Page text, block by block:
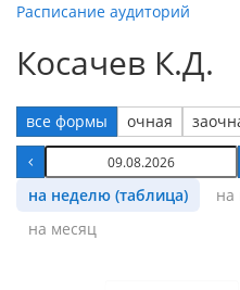
Расписание аудиторий
Косачев К.Д.
все формы очная
на неделю (таблица)
на
на месяц